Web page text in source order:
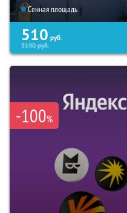
Сенная площадь
510 руб.
5190руб.
-100%